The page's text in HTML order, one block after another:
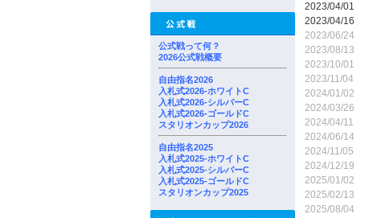
公式戦って何？
2026公式戦概要
自由指名2026
入札式2026-ホワイトC
入札式2026-シルバーC
入札式2026-ゴールドC
スタリオンカップ2026
自由指名2025
入札式2025-ホワイトC
入札式2025-シルバーC
入札式2025-ゴールドC
スタリオンカップ2025
2023/04/01
2023/04/16
2023/06/24
2023/08/13
2023/10/01
2023/11/04
2024/01/02
2024/03/26
2024/04/11
2024/06/14
2024/11/05
2024/12/19
2025/01/02
2025/02/13
2025/08/04